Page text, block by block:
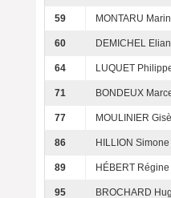
59 MONTARU Marin
60 DEMICHEL
64 LUQUET
71 BONDEUX
77 MOULINIER
86 HILLION Simone
89 HÉBERT Régine
95 BROCHARD